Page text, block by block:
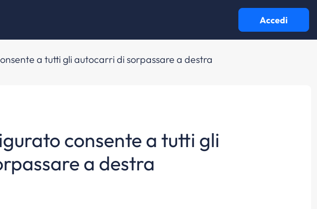
Accedi
a tutti gli autocarri di sorpassare a destra
consente a tutti gli
a destra